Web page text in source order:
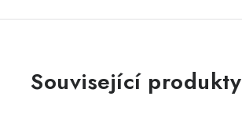
Související produkty